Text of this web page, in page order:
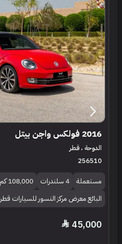
2016 فولكس واجن بيتل
الدوحة ، قطر
256510
مستعملة 4 سلندرات
108,000 كم
البائع معرض مركز النسور للسيارات قطر
45,000